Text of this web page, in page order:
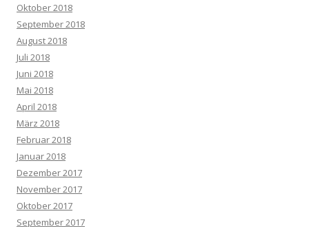
Oktober 2018
September 2018
August 2018
Juli 2018
Juni 2018
Mai 2018
April 2018
März 2018
Februar 2018
Januar 2018
Dezember 2017
November 2017
Oktober 2017
September 2017